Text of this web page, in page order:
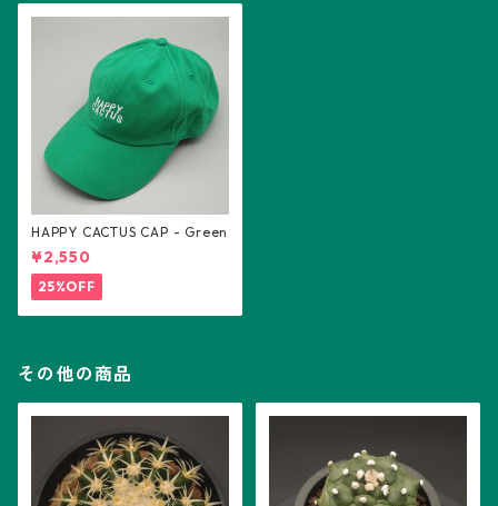
HAPPY CACTUS CAP - Green
¥2,550
25%OFF
その他の商品